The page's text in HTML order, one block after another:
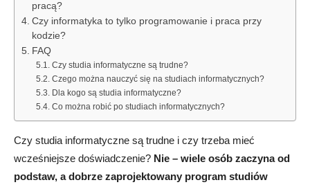
pracą?
Czy informatyka to tylko programowanie i praca przy
kodzie?
FAQ
Czy studia informatyczne są trudne?
Czego można nauczyć się na studiach informatycznych?
Dla kogo są studia informatyczne?
Co można robić po studiach informatycznych?
Czy studia informatyczne są trudne i czy trzeba mieć
wcześniejsze doświadczenie? Nie – wiele osób zaczyna od
podstaw, a dobrze zaprojektowany program studiów